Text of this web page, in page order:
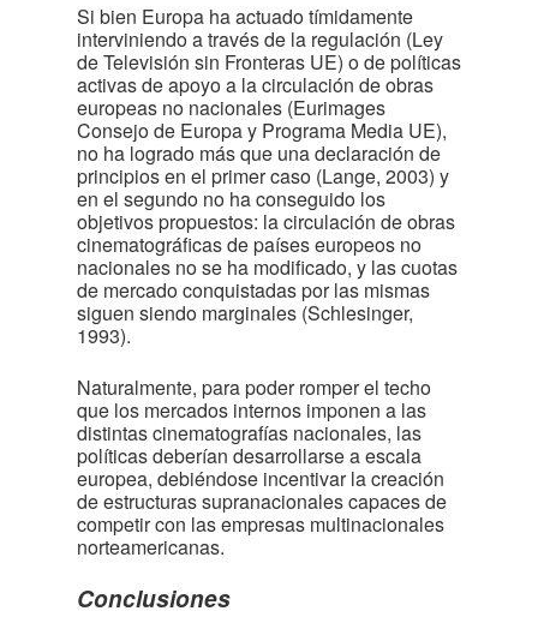
Si bien Europa ha actuado tímidamente
interviniendo a través de la regulación (Ley
de Televisión sin Fronteras UE) o de políticas
activas de apoyo a la circulación de obras
europeas no nacionales (Eurimages
Consejo de Europa y Programa Media UE),
no ha logrado más que una declaración de
principios en el primer caso (Lange, 2003) y
en el segundo no ha conseguido los
objetivos propuestos: la circulación de obras
cinematográficas de países europeos no
nacionales no se ha modificado, y las cuotas
de mercado conquistadas por las mismas
siguen siendo marginales (Schlesinger,
1993).
Naturalmente, para poder romper el techo
que los mercados internos imponen a las
distintas cinematografías nacionales, las
políticas deberían desarrollarse a escala
europea, debiéndose incentivar la creación
de estructuras supranacionales capaces de
competir con las empresas multinacionales
norteamericanas.
Conclusiones